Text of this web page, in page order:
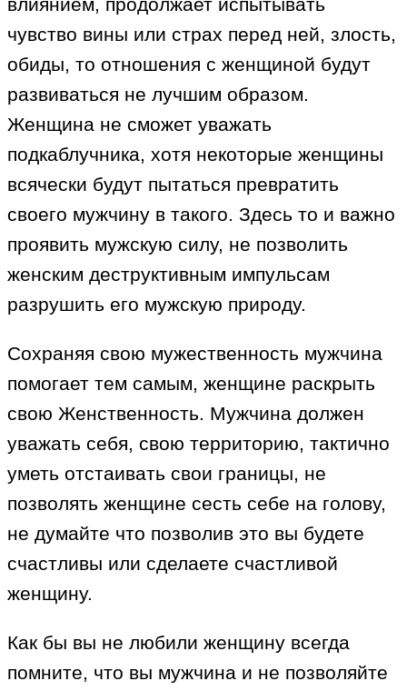
влиянием, продолжает испытывать
чувство вины или страх перед ней, злость,
обиды, то отношения с женщиной будут
развиваться не лучшим образом.
Женщина не сможет уважать
подкаблучника, хотя некоторые женщины
всячески будут пытаться превратить
своего мужчину в такого. Здесь то и важно
проявить мужскую силу, не позволить
женским деструктивным импульсам
разрушить его мужскую природу.
Сохраняя свою мужественность мужчина
помогает тем самым, женщине раскрыть
свою Женственность. Мужчина должен
уважать себя, свою территорию, тактично
уметь отстаивать свои границы, не
позволять женщине сесть себе на голову,
не думайте что позволив это вы будете
счастливы или сделаете счастливой
женщину.
Как бы вы не любили женщину всегда
помните, что вы мужчина и не позволяйте